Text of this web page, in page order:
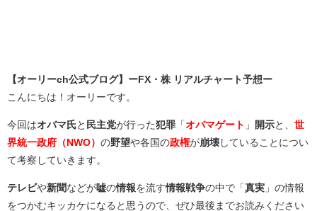
【オーリーch公式ブログ】ーFX・株 リアルチャート予想ー
こんにちは！オーリーです。
今回はオバマ氏 と 民主党が行った犯罪 「 オバマゲート 」 開示 と、 世
界統一政府（NWO） の野望や各国の政権が崩壊 していることについ
て考察していきます。
テレビや新聞などが嘘の情報を流す情報戦争の中で「真実 」の情報
をつかむキッカケになると思うので、ぜひ最後までお読みください